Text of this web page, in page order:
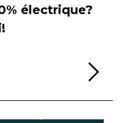
électrique?